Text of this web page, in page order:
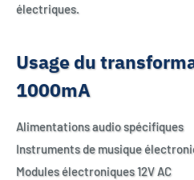
électriques.
Usage du
1000mA
Alimentations audio spécifiques
Instruments de musique
Modules électroniques 12V AC